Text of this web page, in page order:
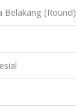
Belakang (Round)